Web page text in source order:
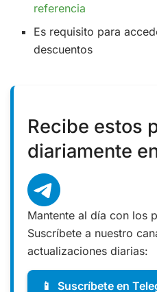
referencia
Es requisito para
descuentos
Recibe estos
diariamente
Mantente al día con los
Suscríbete a nuestro
actualizaciones diarias:
📱 Suscríbete en